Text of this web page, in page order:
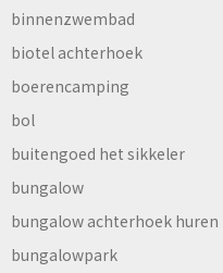
binnenzwembad
biotel achterhoek
boerencamping
bol
buitengoed het sikkeler
bungalow
bungalow achterhoek huren
bungalowpark